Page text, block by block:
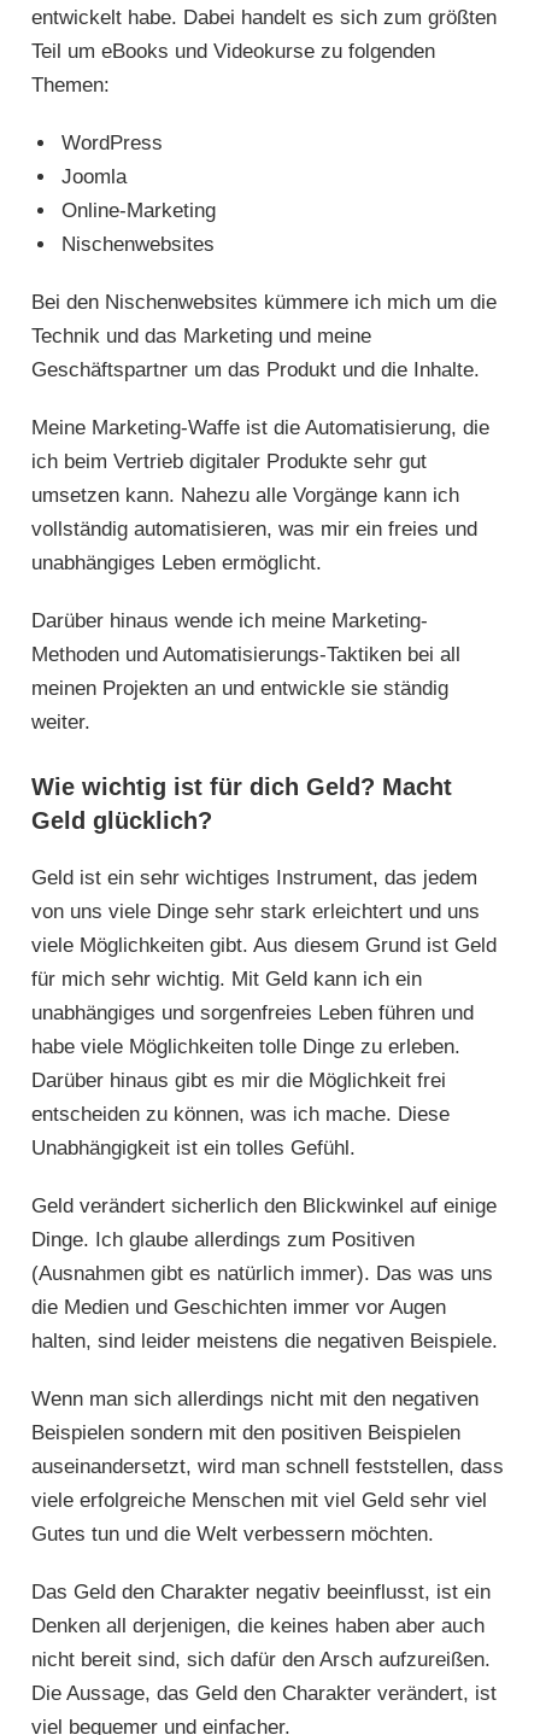
entwickelt habe. Dabei handelt es sich zum größten
Teil um eBooks und Videokurse zu folgenden
Themen:
WordPress
Joomla
Online-Marketing
Nischenwebsites
Bei den Nischenwebsites kümmere ich mich um die
Technik und das Marketing und meine
Geschäftspartner um das Produkt und die Inhalte.
Meine Marketing-Waffe ist die Automatisierung, die
ich beim Vertrieb digitaler Produkte sehr gut
umsetzen kann. Nahezu alle Vorgänge kann ich
vollständig automatisieren, was mir ein freies und
unabhängiges Leben ermöglicht.
Darüber hinaus wende ich meine Marketing-
Methoden und Automatisierungs-Taktiken bei all
meinen Projekten an und entwickle sie ständig
weiter.
Wie wichtig ist für dich Geld? Macht
Geld glücklich?
Geld ist ein sehr wichtiges Instrument, das jedem
von uns viele Dinge sehr stark erleichtert und uns
viele Möglichkeiten gibt. Aus diesem Grund ist Geld
für mich sehr wichtig. Mit Geld kann ich ein
unabhängiges und sorgenfreies Leben führen und
habe viele Möglichkeiten tolle Dinge zu erleben.
Darüber hinaus gibt es mir die Möglichkeit frei
entscheiden zu können, was ich mache. Diese
Unabhängigkeit ist ein tolles Gefühl.
Geld verändert sicherlich den Blickwinkel auf einige
Dinge. Ich glaube allerdings zum Positiven
(Ausnahmen gibt es natürlich immer). Das was uns
die Medien und Geschichten immer vor Augen
halten, sind leider meistens die negativen Beispiele.
Wenn man sich allerdings nicht mit den negativen
Beispielen sondern mit den positiven Beispielen
auseinandersetzt, wird man schnell feststellen, dass
viele erfolgreiche Menschen mit viel Geld sehr viel
Gutes tun und die Welt verbessern möchten.
Das Geld den Charakter negativ beeinflusst, ist ein
Denken all derjenigen, die keines haben aber auch
nicht bereit sind, sich dafür den Arsch aufzureißen.
Die Aussage, das Geld den Charakter verändert, ist
viel bequemer und einfacher.